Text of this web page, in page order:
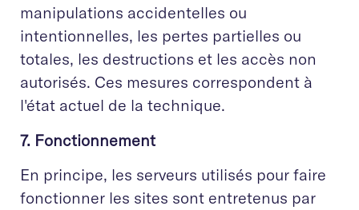
manipulations accidentelles ou
intentionnelles, les pertes partielles ou
totales, les destructions et les accès non
autorisés. Ces mesures correspondent à
l'état actuel de la technique.
7. Fonctionnement
En principe, les serveurs utilisés pour faire
fonctionner les sites sont entretenus par